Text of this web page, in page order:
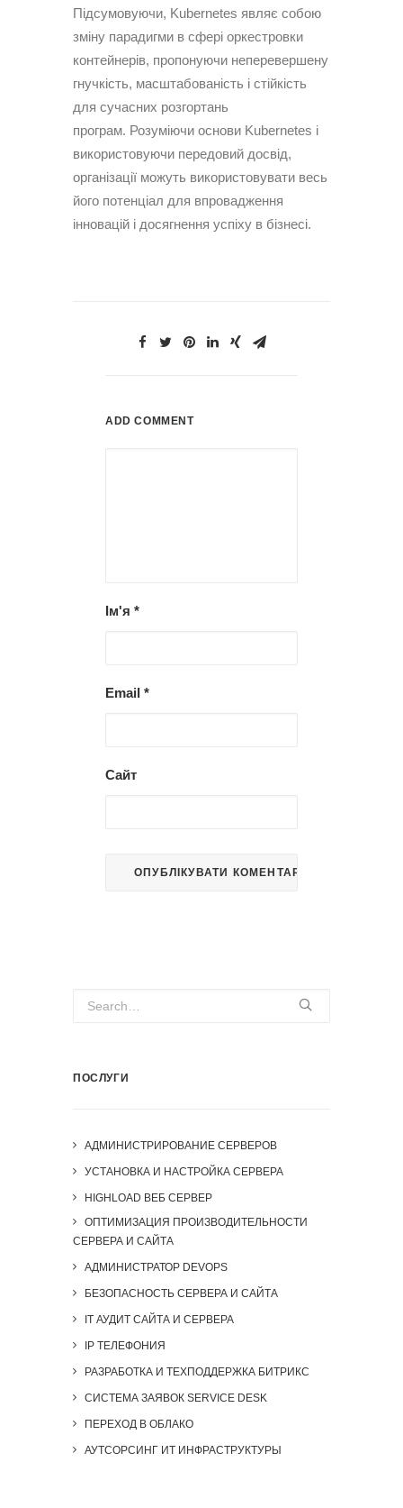
Підсумовуючи, Kubernetes являє собою
зміну парадигми в сфері оркестровки
контейнерів, пропонуючи неперевершену
гнучкість, масштабованість і стійкість
для сучасних розгортань
програм. Розуміючи основи Kubernetes і
використовуючи передовий досвід,
організації можуть використовувати весь
його потенціал для впровадження
інновацій і досягнення успіху в бізнесі.
ADD COMMENT
Ім'я *
Email *
Сайт
ПОСЛУГИ
АДМИНИСТРИРОВАНИЕ СЕРВЕРОВ
УСТАНОВКА И НАСТРОЙКА СЕРВЕРА
HIGHLOAD ВЕБ СЕРВЕР
ОПТИМИЗАЦИЯ ПРОИЗВОДИТЕЛЬНОСТИ
СЕРВЕРА И САЙТА
АДМИНИСТРАТОР DEVOPS
БЕЗОПАСНОСТЬ СЕРВЕРА И САЙТА
IT АУДИТ САЙТА И СЕРВЕРА
IP ТЕЛЕФОНИЯ
РАЗРАБОТКА И ТЕХПОДДЕРЖКА БИТРИКС
СИСТЕМА ЗАЯВОК SERVICE DESK
ПЕРЕХОД В ОБЛАКО
АУТСОРСИНГ ИТ ИНФРАСТРУКТУРЫ